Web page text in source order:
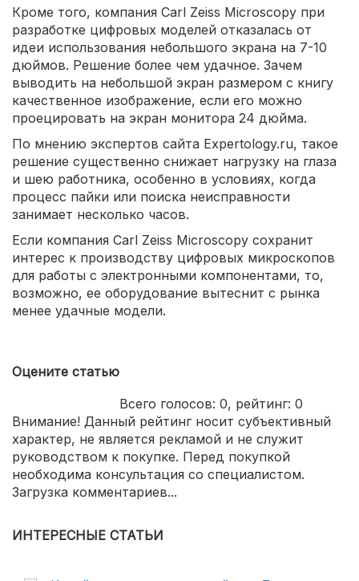
Кроме того, компания Carl Zeiss Microscopy при
разработке цифровых моделей отказалась от
идеи использования небольшого экрана на 7-10
дюймов. Решение более чем удачное. Зачем
выводить на небольшой экран размером с книгу
качественное изображение, если его можно
проецировать на экран монитора 24 дюйма.
По мнению экспертов сайта Expertology.ru, такое
решение существенно снижает нагрузку на глаза
и шею работника, особенно в условиях, когда
процесс пайки или поиска неисправности
занимает несколько часов.
Если компания Carl Zeiss Microscopy сохранит
интерес к производству цифровых микроскопов
для работы с электронными компонентами, то,
возможно, ее оборудование вытеснит с рынка
менее удачные модели.
Оцените статью
Всего голосов: 0, рейтинг: 0
Внимание! Данный рейтинг носит субъективный
характер, не является рекламой и не служит
руководством к покупке. Перед покупкой
необходима консультация со специалистом.
Загрузка комментариев...
ИНТЕРЕСНЫЕ СТАТЬИ